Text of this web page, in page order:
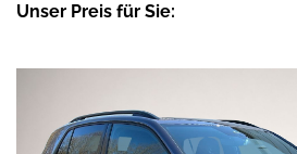
Unser Preis für Sie: